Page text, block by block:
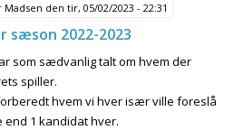
Madsen den tir, 05/02/2023 - 22:31
sæson 2022-2023
som sædvanlig talt om hvem der
spiller.
hvem vi hver især ville foreslå
end 1 kandidat hver.